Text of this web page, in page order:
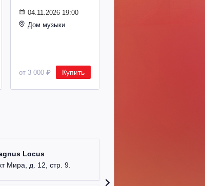
04.11.2026 19:00
Дом музыки
от 3 000 ₽ Купить
Locus
Мира, д. 12, стр. 9.